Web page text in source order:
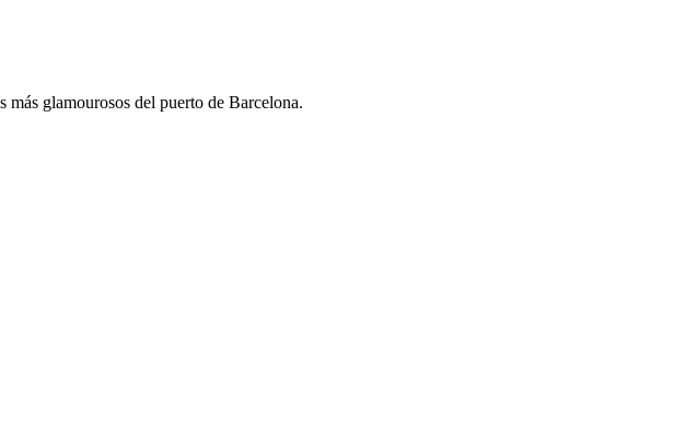
glamourosos del puerto de Barcelona.